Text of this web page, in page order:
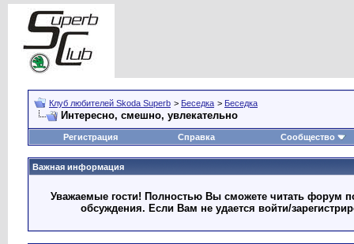
Клуб любителей Skoda Superb > Беседка > Беседка
Интересно, смешно, увлекательно
Регистрация Справка Сообщество
Важная информация
Уважаемые гости! Полностью Вы сможете читать форум
обсуждения. Если Вам не удается войти/